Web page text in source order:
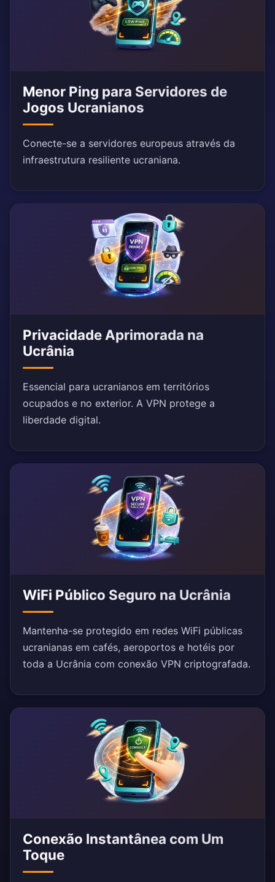
Menor Ping para Servidores de
Jogos Ucranianos
Conecte-se a servidores europeus através da
infraestrutura resiliente ucraniana.
Privacidade Aprimorada na
Ucrânia
Essencial para ucranianos em territórios
ocupados e no exterior. A VPN protege a
liberdade digital.
WiFi Público Seguro na Ucrânia
Mantenha-se protegido em redes WiFi públicas
ucranianas em cafés, aeroportos e hotéis por
toda a Ucrânia com conexão VPN criptografada.
Conexão Instantânea com Um
Toque